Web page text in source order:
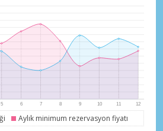
Aylık minimum rezervasyon fiyatı